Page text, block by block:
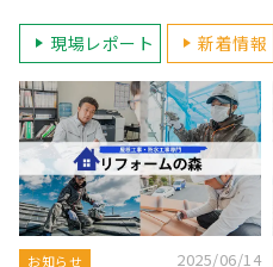
現場レポート 新着情報